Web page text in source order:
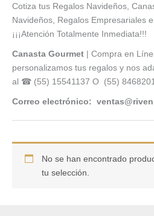
Cotiza tus Regalos Navideños,
Navideños, Regalos Empresariales
¡¡¡Atención Totalmente Inmediata!!!
Canasta Gourmet | Compra en
personalizamos tus regalos y nos
al ☎ (55) 15541137 O (55)
Correo electrónico:
No se han encontrado
tu selección.